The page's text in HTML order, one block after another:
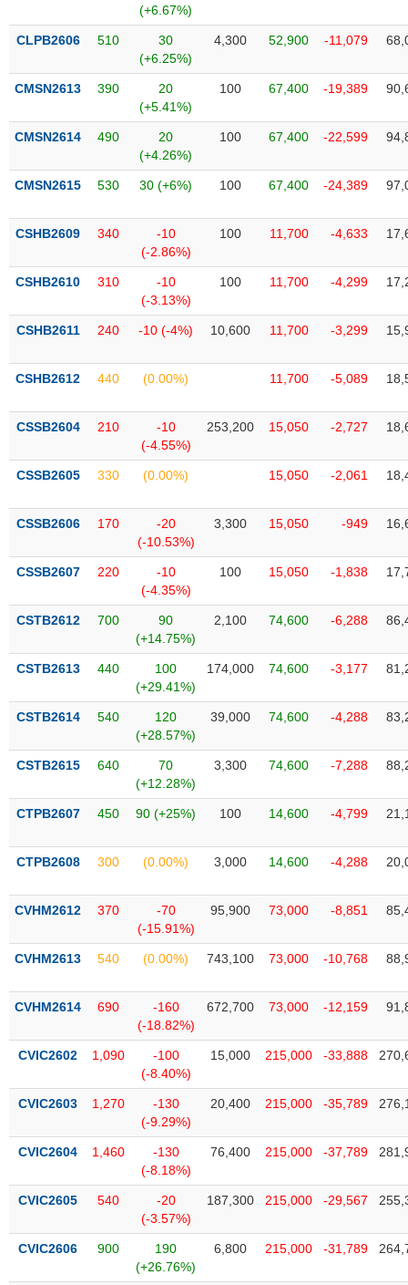
(+6.67%)
CLPB2606 510
30
(+6.25%)
4,300 52,900 -11,079
CMSN2613 390
20
(+5.41%)
100 67,400 -19,389
CMSN2614 490
20
(+4.26%)
100 67,400 -22,599
CMSN2615 530 30 (+6%) 100 67,400 -24,389
CSHB2609 340
-10
(-2.86%)
100 11,700 -4,633
CSHB2610 310
-10
(-3.13%)
100 11,700 -4,299
CSHB2611 240 -10 (-4%) 10,600 11,700 -3,299
CSHB2612 440 (0.00%) 11,700 -5,089
CSSB2604 210
-10
(-4.55%)
253,200 15,050 -2,727
CSSB2605 330 (0.00%) 15,050 -2,061
CSSB2606 170
-20
(-10.53%)
3,300 15,050 -949
CSSB2607 220
-10
(-4.35%)
100 15,050 -1,838
CSTB2612 700
90
(+14.75%)
2,100 74,600 -6,288
CSTB2613 440
100
(+29.41%)
174,000 74,600 -3,177
CSTB2614 540
120
(+28.57%)
39,000 74,600 -4,288
CSTB2615 640
70
(+12.28%)
3,300 74,600 -7,288
CTPB2607 450 90 (+25%) 100 14,600 -4,799
CTPB2608 300 (0.00%) 3,000 14,600 -4,288
CVHM2612 370
-70
(-15.91%)
95,900 73,000 -8,851
CVHM2613 540 (0.00%) 743,100 73,000 -10,768
CVHM2614 690
-160
(-18.82%)
672,700 73,000 -12,159
CVIC2602 1,090
-100
(-8.40%)
15,000 215,000 -33,888
CVIC2603 1,270
-130
(-9.29%)
20,400 215,000 -35,789
CVIC2604 1,460
-130
(-8.18%)
76,400 215,000 -37,789
CVIC2605 540
-20
(-3.57%)
187,300 215,000 -29,567
CVIC2606 900
190
(+26.76%)
6,800 215,000 -31,789
CÔNG
THÔNG
DỊCH
TRUYỀN
ÍCH
ĐỘNG
chứng
khoán
Tất cả Cổ phiếu Chứng chỉ quỹ Chứng
Lãnh
(-)
Người nội bộ
tức
(-)
Bài
tác
(-)
Báo
tích
(-)
ngữ
(-)
Dịch
(-)